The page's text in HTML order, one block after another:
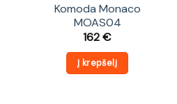
Komoda Monaco
MOAS04
162€
Į krepšelį